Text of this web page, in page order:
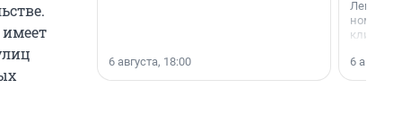
имеет
6 августа, 18:00
области».
6